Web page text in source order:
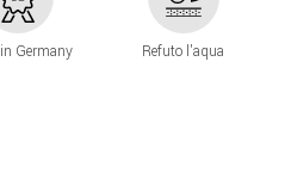
Germany Refuto l'aqua